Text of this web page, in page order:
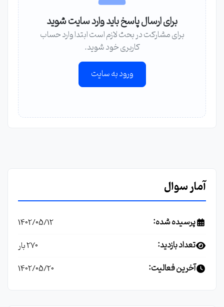
برای ارسال پاسخ باید وارد سایت شوید
برای مشارکت در بحث لازم است ابتدا وارد حساب
کاربری خود شوید.
ورود به سایت
آمار سوال
پرسیده شده: 1402/05/12
تعداد بازدید: 270 بار
آخرین فعالیت: 1402/05/20